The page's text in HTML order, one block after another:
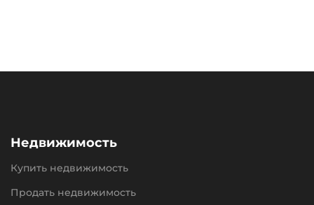
Недвижимость
Купить недвижимость
Продать недвижимость